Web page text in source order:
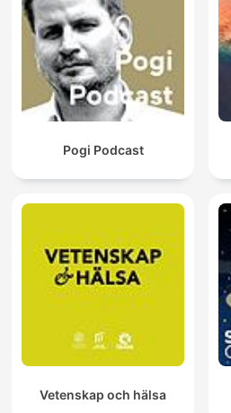
Pogi Podcast
Vetenskap och hälsa